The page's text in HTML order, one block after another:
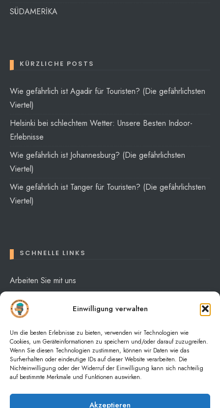
Einwilligung verwalten
Um die besten Erlebnisse zu bieten, verwenden wir Technologien wie
Cookies, um Geräteinformationen zu speichern und/oder darauf zuzugreifen.
Wenn Sie diesen Technologien zustimmen, können wir Daten wie das
Surfverhalten oder eindeutige IDs auf dieser Website verarbeiten. Die
Nichteinwilligung oder der Widerruf der Einwilligung kann sich nachteilig
auf bestimmte Merkmale und Funktionen auswirken.
Akzeptieren
SÜDAMERİKA
KÜRZLICHE POSTS
Wie gefährlich ist Agadir für Touristen? (Die gefährlichsten
Viertel)
Helsinki bei schlechtem Wetter: Unsere Besten Indoor-
Erlebnisse
Wie gefährlich ist Johannesburg? (Die gefährlichsten
Viertel)
Wie gefährlich ist Tanger für Touristen? (Die gefährlichsten
Viertel)
SCHNELLE LINKS
Arbeiten Sie mit uns
Über mich
Datenschutzerklärung